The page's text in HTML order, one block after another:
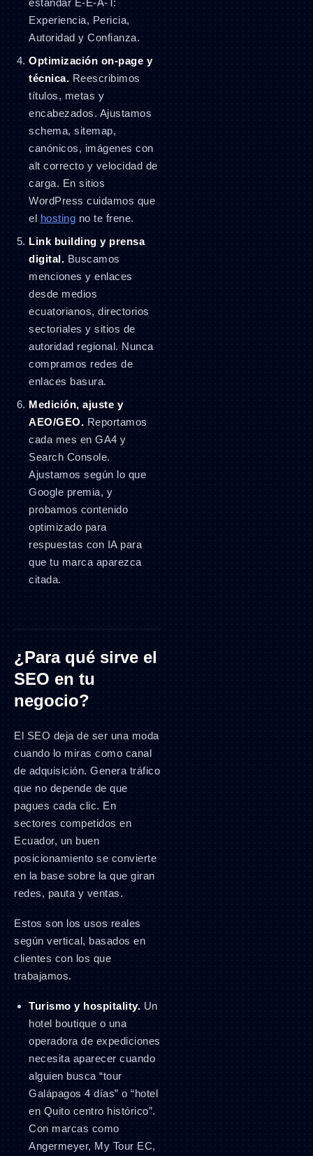
estándar E-E-A-T:
Experiencia, Pericia,
Autoridad y Confianza.
Optimización on-page y
técnica. Reescribimos
títulos, metas y
encabezados. Ajustamos
schema, sitemap,
canónicos, imágenes con
alt correcto y velocidad de
carga. En sitios
WordPress cuidamos que
el hosting no te frene.
Link building y prensa
digital. Buscamos
menciones y enlaces
desde medios
ecuatorianos, directorios
sectoriales y sitios de
autoridad regional. Nunca
compramos redes de
enlaces basura.
Medición, ajuste y
AEO/GEO. Reportamos
cada mes en GA4 y
Search Console.
Ajustamos según lo que
Google premia, y
probamos contenido
optimizado para
respuestas con IA para
que tu marca aparezca
citada.
¿Para qué sirve el
SEO en tu
negocio?
El SEO deja de ser una moda
cuando lo miras como canal
de adquisición. Genera tráfico
que no depende de que
pagues cada clic. En
sectores competidos en
Ecuador, un buen
posicionamiento se convierte
en la base sobre la que giran
redes, pauta y ventas.
Estos son los usos reales
según vertical, basados en
clientes con los que
trabajamos.
Turismo y hospitality. Un
hotel boutique o una
operadora de expediciones
necesita aparecer cuando
alguien busca “tour
Galápagos 4 días” o “hotel
en Quito centro histórico”.
Con marcas como
Angermeyer, My Tour EC,